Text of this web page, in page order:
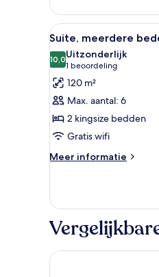
roken
laden
kingsize
bed,
toegankelijk
voor
mindervaliden,
niet-
roken
Alle
foto's
voor
Suite,
meerdere
bedden,
niet-
roken
laden
7
Suite, meerdere
10,010,0 van 10
Uitzonderlijk
1 beoordeling
(1
beoordeling)
120 m²
Max. aantal: 6
2 kingsize bedden
Gratis wifi
Meer informatie
Meer
meerdere
niet-
Crowne Plaza